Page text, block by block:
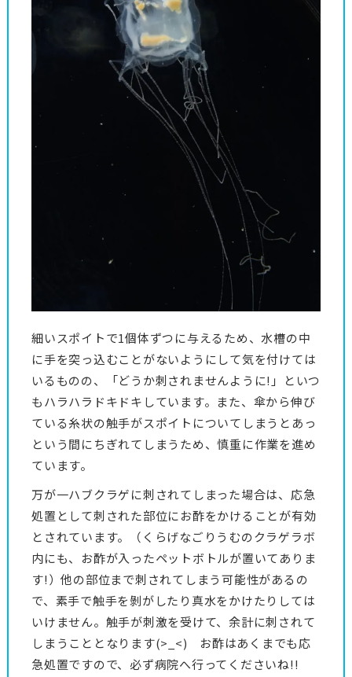
細いスポイトで1個体ずつに与えるため、水槽の中
に手を突っ込むことがないようにして気を付けては
いるものの、「どうか刺されませんように!」といつ
もハラハラドキドキしています。また、傘から伸び
ている糸状の触手がスポイトについてしまうとあっ
という間にちぎれてしまうため、慎重に作業を進め
ています。
万が一ハブクラゲに刺されてしまった場合は、応急
処置として刺された部位にお酢をかけることが有効
とされています。（くらげなごりうむのクラゲラボ
内にも、お酢が入ったペットボトルが置いてありま
す!）他の部位まで刺されてしまう可能性があるの
で、素手で触手を剝がしたり真水をかけたりしては
いけません。触手が刺激を受けて、余計に刺されて
しまうこととなります(>_<) お酢はあくまでも応
急処置ですので、必ず病院へ行ってくださいね!!